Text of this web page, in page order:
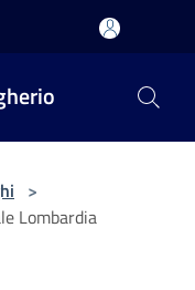
>
Lombardia